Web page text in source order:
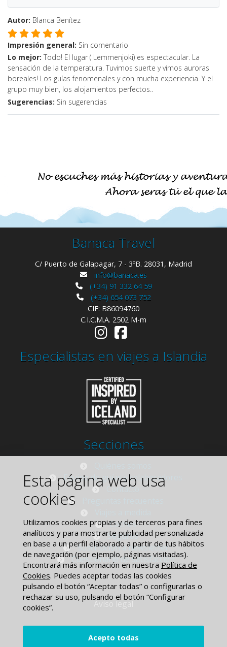
Autor: Blanca Benítez
Impresión general: Sin comentario
Lo mejor: Todo! El lugar ( Lemmenjoki) es espectacular. La
sensación de la temperatura. Tuvimos suerte y vimos auroras
boreales! Los guías fenomenales y con mucha experiencia. Y el
grupo muy bien, los alojamientos perfectos..
Sugerencias: Sin sugerencias
Banaca Travel
C/ Puerto de Galapagar, 7 - 3ºB. 28031, Madrid
info@banaca.es
(+34) 91 332 64 59
(+34) 654 073 752
CIF: B86094760
C.I.C.M.A. 2502 M-m
Especialistas en viajes a Islandia
Secciones
Equipo de guías y colaboradores
Contacto
Coches
Seguros
Suscripción a newsletter
Cuestionario de satisfacción
Aviso legal
Política de privacidad
Esta página web usa
cookies
Utilizamos cookies propias y de terceros para fines
analíticos y para mostrarte publicidad personalizada
en base a un perfil elaborado a partir de tus hábitos
de navegación (por ejemplo, páginas visitadas).
Encontrará más información en nuestra Política de
Cookies. Puedes aceptar todas las cookies
pulsando el botón “Aceptar todas” o configurarlas o
rechazar su uso, pulsando el botón “Configurar
cookies”.
Acepto todas